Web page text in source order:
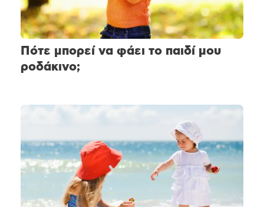
Πότε μπορεί να φάει το παιδί μου
ροδάκινο;